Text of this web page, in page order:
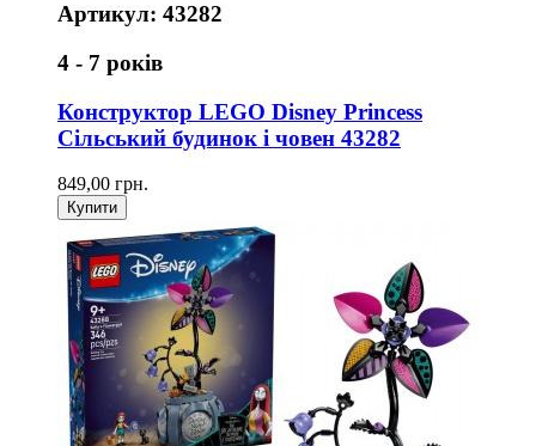
Артикул: 43282
4 - 7 років
Конструктор LEGO Disney Princess
Сільський будинок і човен 43282
849,00 грн.
Купити